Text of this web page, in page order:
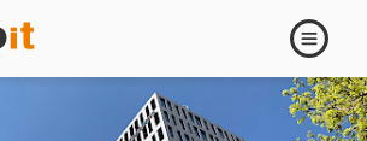
öffnen